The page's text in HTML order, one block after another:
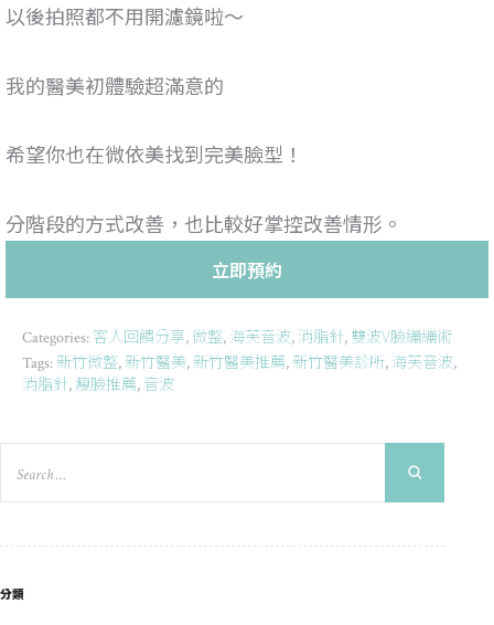
以後拍照都不用開濾鏡啦～
我的醫美初體驗超滿意的
希望你也在微依美找到完美臉型！
分階段的方式改善，也比較好掌控改善情形。
立即預約
Categories: 客人回饋分享, 微整, 海芙音波,消脂針, 雙波V臉繃繃術
Tags: 新竹微整, 新竹醫美, 新竹醫美推薦, 新竹醫美診所, 海芙音波,
消脂針, 瘦臉推薦, 音波
分類